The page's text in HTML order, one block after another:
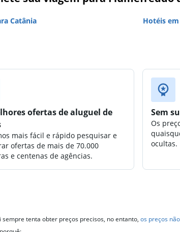
Catânia Hotéis
ofertas de aluguel de
mais fácil e rápido pesquisar e
ofertas de mais de 70.000
e centenas de agências.
Sem
Os
ocultas.
sempre tenta obter preços precisos, no entanto, os preços